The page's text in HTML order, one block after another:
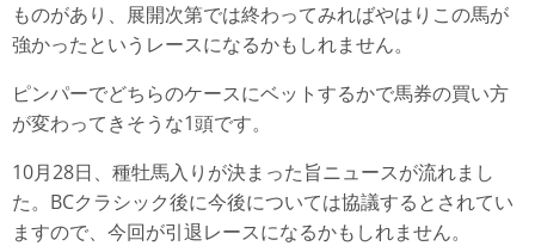
ものがあり、展開次第では終わってみればやはりこの馬が
強かったというレースになるかもしれません。
ピンパーでどちらのケースにベットするかで馬券の買い方
が変わってきそうな1頭です。
10月28日、種牡馬入りが決まった旨ニュースが流れまし
た。BCクラシック後に今後については協議するとされてい
ますので、今回が引退レースになるかもしれません。